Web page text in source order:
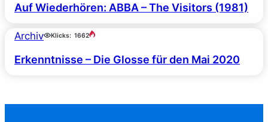
Auf Wiederhören: ABBA – The Visitors (1981)
Archiv Klicks: 1662
Erkenntnisse – Die Glosse für den Mai 2020